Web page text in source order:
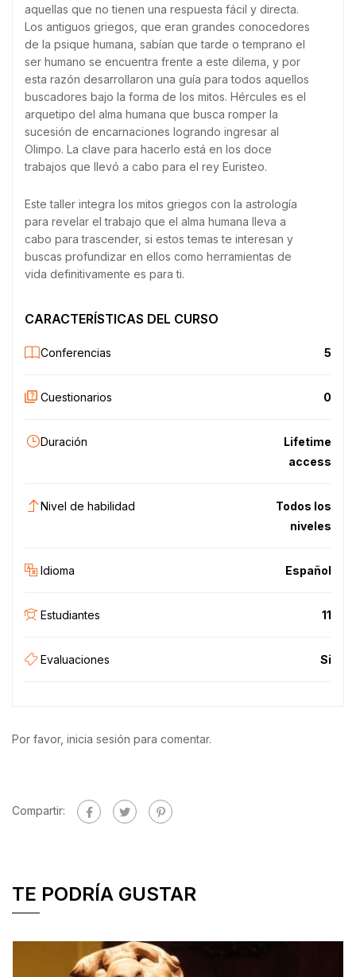
aquellas que no tienen una respuesta fácil y directa.
Los antiguos griegos, que eran grandes conocedores
de la psique humana, sabían que tarde o temprano el
ser humano se encuentra frente a este dilema, y por
esta razón desarrollaron una guía para todos aquellos
buscadores bajo la forma de los mitos. Hércules es el
arquetipo del alma humana que busca romper la
sucesión de encarnaciones logrando ingresar al
Olimpo. La clave para hacerlo está en los doce
trabajos que llevó a cabo para el rey Euristeo.
Este taller integra los mitos griegos con la astrología
para revelar el trabajo que el alma humana lleva a
cabo para trascender, si estos temas te interesan y
buscas profundizar en ellos como herramientas de
vida definitivamente es para ti.
CARACTERÍSTICAS DEL CURSO
Conferencias 5
Cuestionarios 0
Duración
Lifetime
access
Nivel de habilidad
Todos los
niveles
Idioma Español
Estudiantes 11
Evaluaciones Si
Por favor, inicia sesión para comentar.
Compartir:
TE PODRÍA GUSTAR